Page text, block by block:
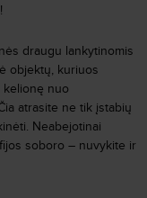
draugu lankytinomis
objektų, kuriuos
kelionę nuo
atrasite ne tik įstabių
Neabejotinai
soboro – nuvykite ir